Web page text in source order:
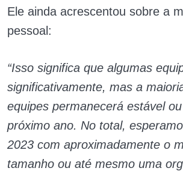
Ele ainda acrescentou sobre a
pessoal:
“Isso significa que algumas
significativamente, mas a
equipes permanecerá estável
próximo ano. No total,
2023 com aproximadamente o
tamanho ou até mesmo uma